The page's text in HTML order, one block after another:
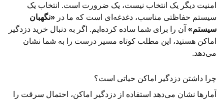
امنیت دیگر یک انتخاب نیست، یک ضرورت است. انتخاب یک
سیستم حفاظتی مناسب، دغدغه‌ای است که ما در «نگهبان
سیستم» آن را برای شما ساده کرده‌ایم. اگر به دنبال خرید دزدگیر
اماکن هستید، این مطلب کوتاه مسیر درست را به شما نشان
می‌دهد.
چرا داشتن دزدگیر اماکن حیاتی است؟
آمارها نشان می‌دهد استفاده از دزدگیر اماکن، احتمال سرقت را